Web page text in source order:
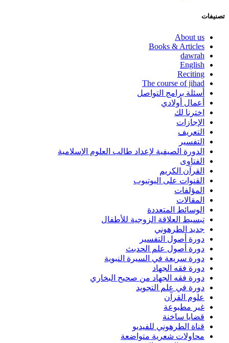
تصنيفات
About us
Books & Articles
dawrah
English
Reciting
The course of jihad
أسئلة برامج التواصل
أعمال أولادي
اخترنا لك
الإجازات
التعريف
التفسير
الدورة الصيفية لإعداد طالب العلوم الإسلامية
الفتاوى
القرآن الكريم
القنوات على اليوتيوب
المؤلفات
المقالات
الوسائط المتعددة
تبسيط العلاقة الزوجية للأطفال
جديد الطرهوني
دورة أصول التفسير
دورة أصول علم الحدبث
دورة سريعة في السيرة النبوية
دورة فقه الجهاد
دورة فقه الجهاد من صحيح البخاري
دورة في علم التجويد
علوم القرآن
غير مطبوعة
قضايا ساخنة
قناة الطرهوني للفيديو
محاولات شعرية متواضعة